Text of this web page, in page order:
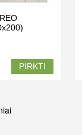
PIRKTI